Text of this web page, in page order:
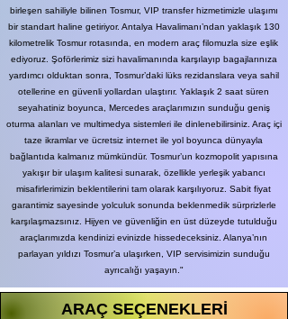
birleşen sahiliyle bilinen Tosmur, VIP transfer hizmetimizle ulaşımı
bir standart haline getiriyor. Antalya Havalimanı’ndan yaklaşık 130
kilometrelik Tosmur rotasında, en modern araç filomuzla size eşlik
ediyoruz. Şoförlerimiz sizi havalimanında karşılayıp bagajlarınıza
yardımcı olduktan sonra, Tosmur’daki lüks rezidanslara veya sahil
otellerine en güvenli yollardan ulaştırır. Yaklaşık 2 saat süren
seyahatiniz boyunca, Mercedes araçlarımızın sunduğu geniş
oturma alanları ve multimedya sistemleri ile dinlenebilirsiniz. Araç içi
taze ikramlar ve ücretsiz internet ile yol boyunca dünyayla
bağlantıda kalmanız mümkündür. Tosmur’un kozmopolit yapısına
yakışır bir ulaşım kalitesi sunarak, özellikle yerleşik yabancı
misafirlerimizin beklentilerini tam olarak karşılıyoruz. Sabit fiyat
garantimiz sayesinde yolculuk sonunda beklenmedik sürprizlerle
karşılaşmazsınız. Hijyen ve güvenliğin en üst düzeyde tutulduğu
araçlarımızda kendinizi evinizde hissedeceksiniz. Alanya’nın
parlayan yıldızı Tosmur’a ulaşırken, VIP servisimizin sunduğu
ayrıcalığı yaşayın."
ARAÇ SEÇENEKLERİ